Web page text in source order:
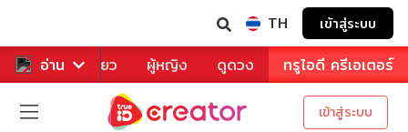
TH เข้าสู่ระบบ
อ่าน
หาร ท่องเที่ยว ผู้หญิง ดูดวง ทรูไอดี ครีเอเตอร์
เข้าสู่ระบบ